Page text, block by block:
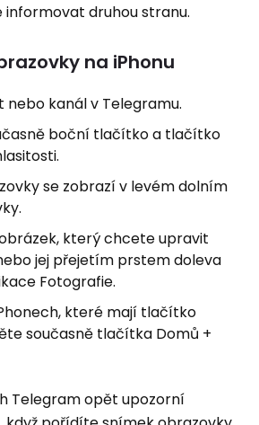
informovat druhou stranu.
na iPhonu
nebo kanál v Telegramu.
boční tlačítko a tlačítko
se zobrazí v levém dolním
který chcete upravit
jej přejetím prstem doleva
Fotografie.
které mají tlačítko
současně tlačítka Domů +
Telegram opět upozorní